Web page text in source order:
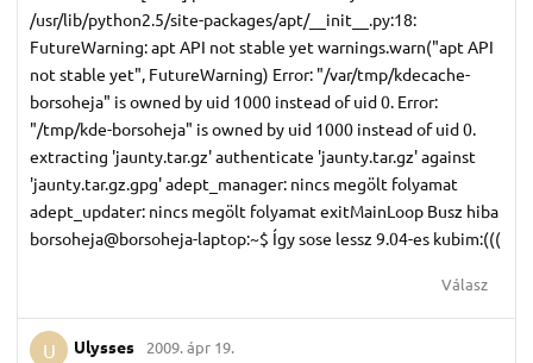
/usr/lib/python2.5/site-packages/apt/__init__.py:18:
FutureWarning: apt API not stable yet warnings.warn("apt API
not stable yet", FutureWarning) Error: "/var/tmp/kdecache-
borsoheja" is owned by uid 1000 instead of uid 0. Error:
"/tmp/kde-borsoheja" is owned by uid 1000 instead of uid 0.
extracting 'jaunty.tar.gz' authenticate 'jaunty.tar.gz' against
'jaunty.tar.gz.gpg' adept_manager: nincs megölt folyamat
adept_updater: nincs megölt folyamat exitMainLoop Busz hiba
borsoheja@borsoheja-laptop:~$ Így sose lessz 9.04-es kubim:(((
Válasz
U Ulysses 2009. ápr 19.